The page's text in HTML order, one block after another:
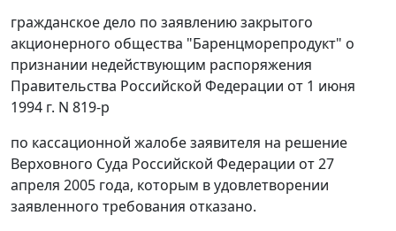
гражданское дело по заявлению закрытого
акционерного общества "Баренцморепродукт" о
признании недействующим распоряжения
Правительства Российской Федерации от 1 июня
1994 г. N 819-р
по кассационной жалобе заявителя на решение
Верховного Суда Российской Федерации от 27
апреля 2005 года, которым в удовлетворении
заявленного требования отказано.